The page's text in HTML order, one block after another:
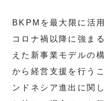
BKPMを最大限に活
コロナ禍以降に強ま
えた新事業モデルの
から経営支援を行う
ンドネシア進出に関